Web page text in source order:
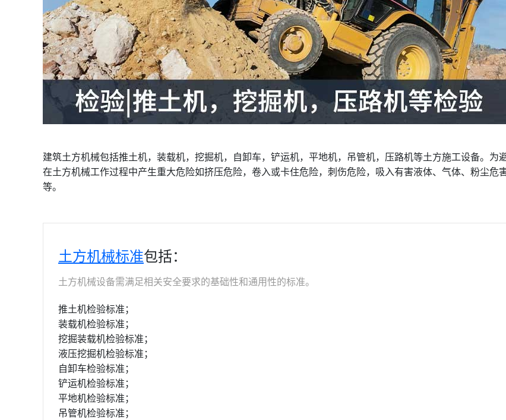
建筑土方机械包括推土机，装载机，挖掘机，自卸车，铲运机，平地机，吊管机，压路机等土方施工设备。为
在土方机械工作过程中产生重大危险如挤压危险，卷入或卡住危险，刺伤危险，吸入有害液体、气体、粉尘危
等。
土方机械标准包括：
土方机械设备需满足相关安全要求的基础性和通用性的标准。
推土机检验标准；
装载机检验标准；
挖掘装载机检验标准；
液压挖掘机检验标准；
自卸车检验标准；
铲运机检验标准；
平地机检验标准；
吊管机检验标准；